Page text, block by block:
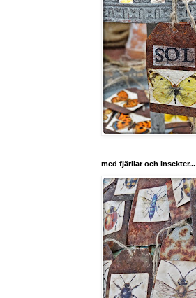
med fjärilar och insekter...